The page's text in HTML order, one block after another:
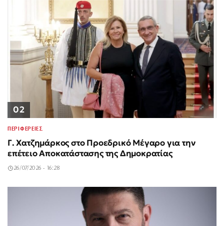
02
ΠΕΡΙΦΕΡΕΙΕΣ
Γ. Χατζημάρκος στο Προεδρικό Μέγαρο για την
επέτειο Αποκατάστασης της Δημοκρατίας
26/07/2026 - 16:28